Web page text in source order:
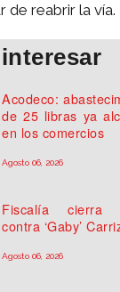
de reabrir la vía.
Acodeco:
de 25 libras ya
en los comercios
Agosto 06, 2026
Fiscalía cierra
contra ‘Gaby’
Agosto 06, 2026